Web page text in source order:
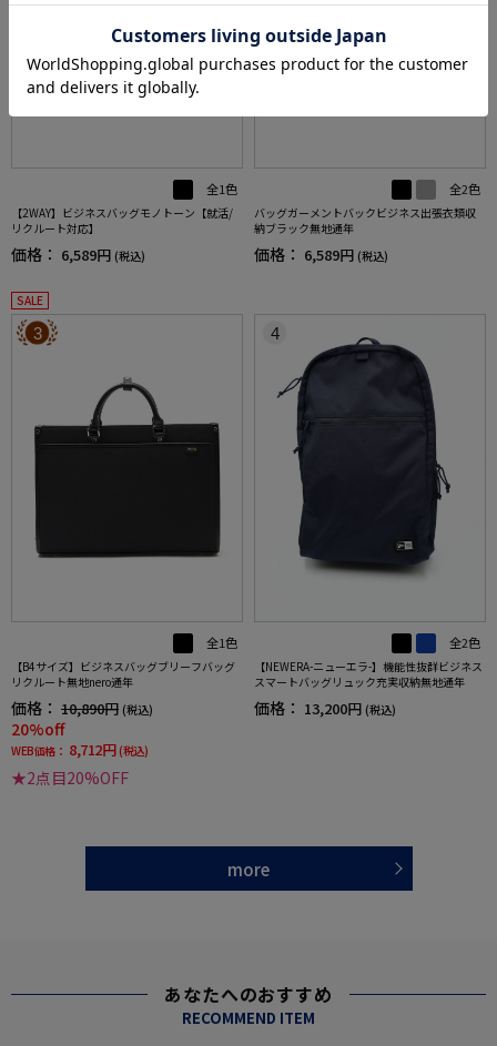
全1色
【2WAY】ビジネスバッグモノトーン【就活/
リクルート対応】
価格： 6,589円 (税込)
全2色
バッグガーメントバックビジネス出張衣類収
納ブラック無地通年
価格： 6,589円 (税込)
SALE
3
全1色
【B4サイズ】ビジネスバッグブリーフバッグ
リクルート無地nero通年
価格： 10,890円 (税込)
20%off
WEB価格： 8,712円 (税込)
★2点目20%OFF
4
全2色
【NEWERA-ニューエラ-】機能性抜群ビジネス
スマートバッグリュック充実収納無地通年
価格： 13,200円 (税込)
more
あなたへのおすすめ
RECOMMEND ITEM